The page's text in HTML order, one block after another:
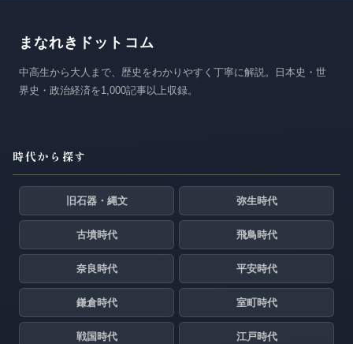
まなれきドットコム
中高生から大人まで、歴史をわかりやすく丁寧に解説。日本史・世
界史・政治経済を1,000記事以上収録。
時代から探す
旧石器・縄文 弥生時代
古墳時代 飛鳥時代
奈良時代 平安時代
鎌倉時代 室町時代
戦国時代 江戸時代